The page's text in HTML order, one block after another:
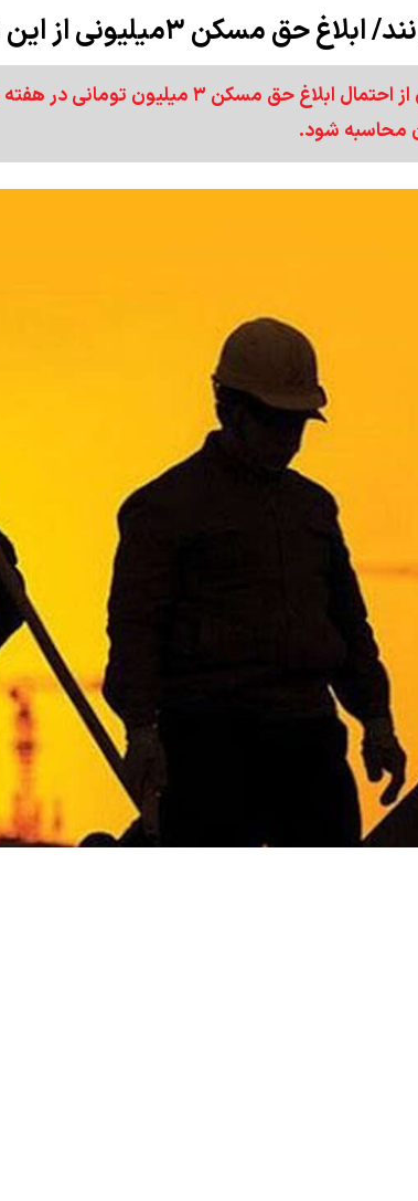
مسکن ۳میلیونی از این تاریخ + جزییات
یک فعال کارگری از احتمال ابلاغ حق
محاسبه شود.